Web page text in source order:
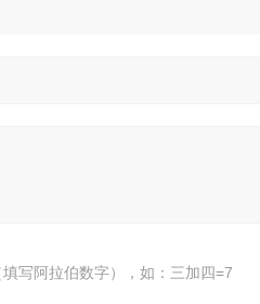
写阿拉伯数字），如：三加四=7